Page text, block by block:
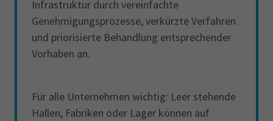
Infrastruktur durch vereinfachte
Genehmigungsprozesse, verkürzte Verfahren
und priorisierte Behandlung entsprechender
Vorhaben an.
Für alle Unternehmen wichtig: Leer stehende
Hallen, Fabriken oder Lager können auf